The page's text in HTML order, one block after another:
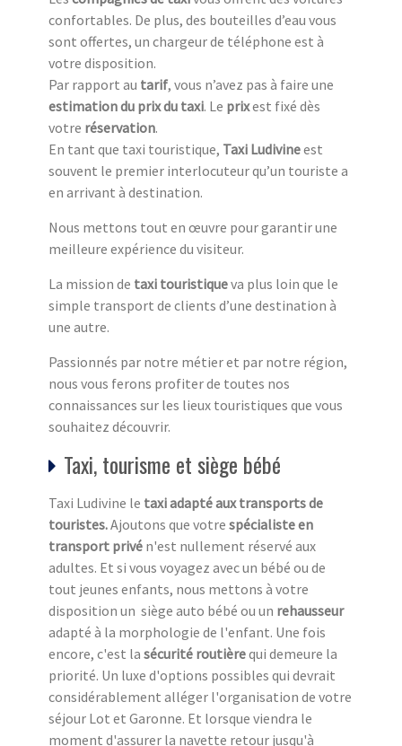
confortables. De plus, des bouteilles d’eau vous
sont offertes, un chargeur de téléphone est à
votre disposition.
Par rapport au tarif, vous n’avez pas à faire une
estimation du prix du taxi. Le prixest fixé dès
votre réservation.
En tant que taxi touristique, Taxi Ludivineest
souvent le premier interlocuteur qu’un touriste a
en arrivant à destination.
Nous mettons tout en œuvre pour garantir une
meilleure expérience du visiteur.
La mission de taxi touristiqueva plus loin que le
simple transport de clients d’une destination à
une autre.
Passionnés par notre métier et par notre région,
nous vous ferons profiter de toutes nos
connaissances sur les lieux touristiques que vous
souhaitez découvrir.
Taxi, tourisme et siège bébé
Taxi Ludivine le taxi adapté aux transports de
touristes.Ajoutons que votre spécialiste en
transport privé n'est nullement réservé aux
adultes. Et si vous voyagez avec un bébé ou de
tout jeunes enfants, nous mettons à votre
disposition un siège auto bébé ou un rehausseur
adapté à la morphologie de l'enfant. Une fois
encore, c'est la sécurité routièrequi demeure la
priorité. Un luxe d'options possibles qui devrait
considérablement alléger l'organisation de votre
séjour Lot et Garonne. Et lorsque viendra le
moment d'assurer la navette retour jusqu'à